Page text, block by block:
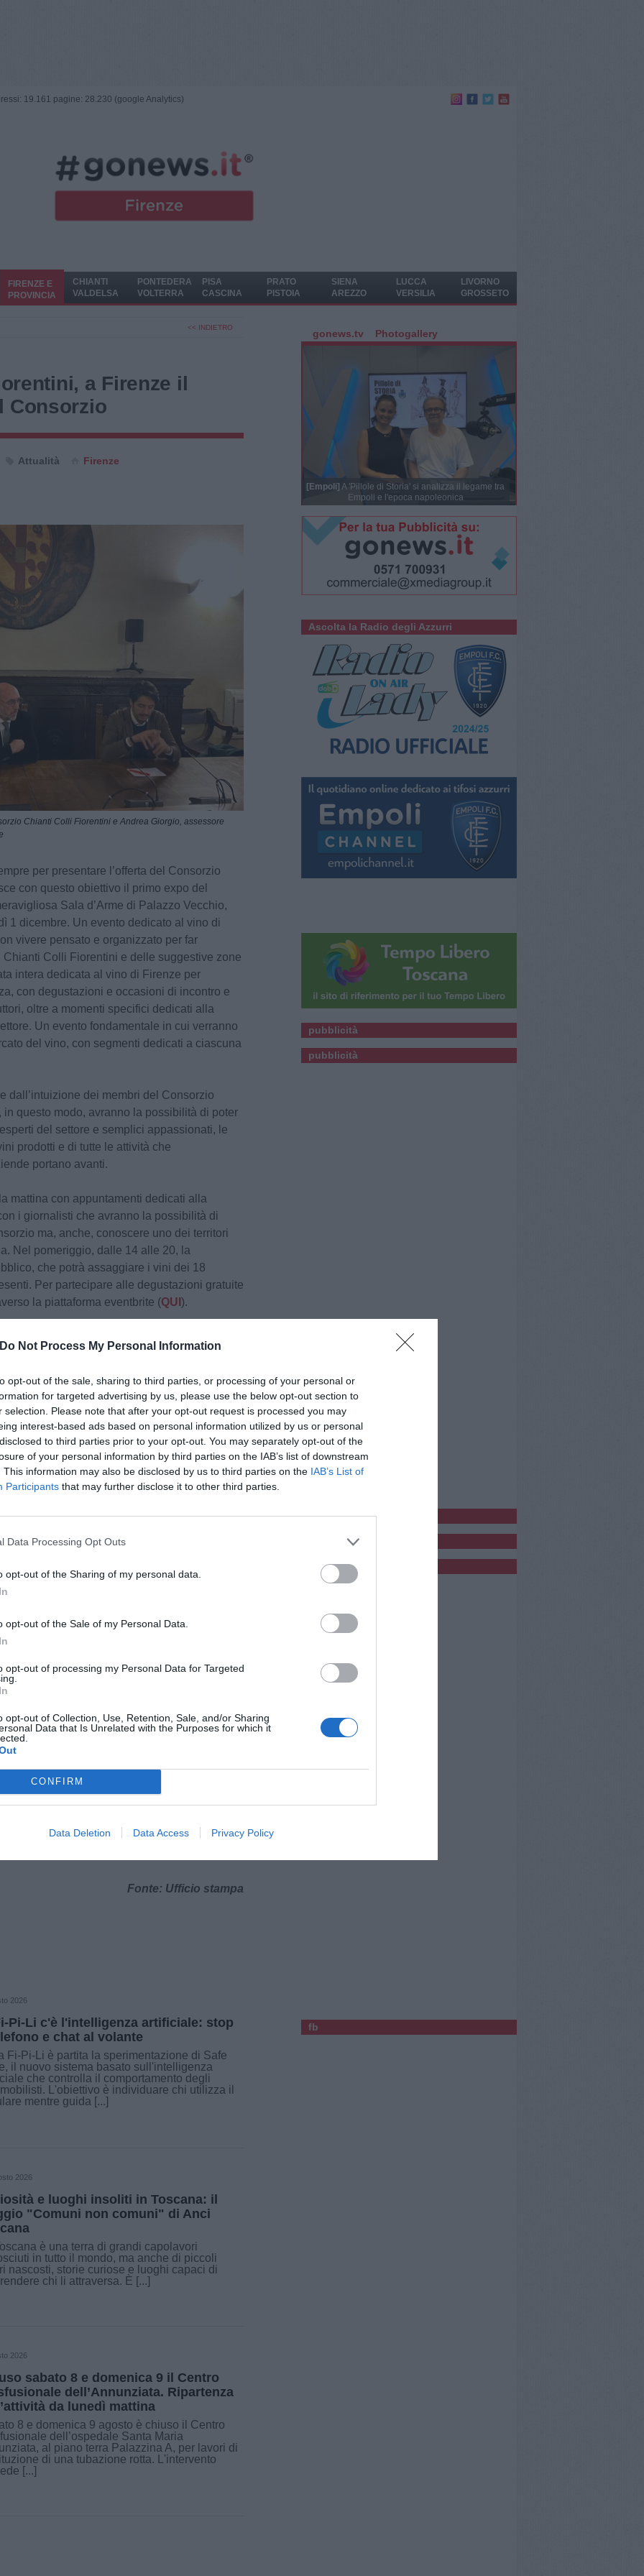
Do Not Process My Personal Information
opt-out of the sale, sharing to third parties, or processing of your personal or
for targeted advertising by us, please use the below opt-out section to
selection. Please note that after your opt-out request is processed you may
interest-based ads based on personal information utilized by us or personal
to third parties prior to your opt-out. You may separately opt-out of the
of your personal information by third parties on the IAB’s list of downstream
This information may also be disclosed by us to third parties on the IAB’s List of
Participants that may further disclose it to other third parties.
Data Processing Opt Outs
opt-out of the Sharing of my personal data.
opt-out of the Sale of my Personal Data.
opt-out of processing my Personal Data for Targeted
opt-out of Collection, Use, Retention, Sale, and/or Sharing
Data that Is Unrelated with the Purposes for which it
CONFIRM
Data Deletion Data Access Privacy Policy
19.161 pagine: 28.230 (google Analytics)
FIRENZE E
PROVINCIA
CHIANTI
VALDELSA
PONTEDERA
VOLTERRA
PISA
CASCINA
PRATO
PISTOIA
SIENA
AREZZO
LUCCA
VERSILIA
LIVORNO
GROSSETO
<< INDIETRO
a Firenze il
Consorzio
Attualità Firenze
Chianti Colli Fiorentini e Andrea Giorgio, assessore
per presentare l’offerta del Consorzio
con questo obiettivo il primo expo del
Sala d’Arme di Palazzo Vecchio,
1 dicembre. Un evento dedicato al vino di
vivere pensato e organizzato per far
Colli Fiorentini e delle suggestive zone
intera dedicata al vino di Firenze per
con degustazioni e occasioni di incontro e
oltre a momenti specifici dedicati alla
Un evento fondamentale in cui verranno
del vino, con segmenti dedicati a ciascuna
e dall’intuizione dei membri del Consorzio
questo modo, avranno la possibilità di poter
del settore e semplici appassionati, le
prodotti e di tutte le attività che
portano avanti.
mattina con appuntamenti dedicati alla
i giornalisti che avranno la possibilità di
ma, anche, conoscere uno dei territori
Nel pomeriggio, dalle 14 alle 20, la
che potrà assaggiare i vini dei 18
Per partecipare alle degustazioni gratuite
la piattaforma eventbrite (QUI ).
Consorzio Chianti Colli Fiorentini afferma:
aver organizzato, in un luogo così suggestivo
Consorzio. Per noi rappresenta un momento
l’alta qualità dei nostri prodotti.
nel pomeriggio, tantissimi appassionati ed
la possibilità di usufruire di degustazioni ed
infine che, grazie anche al sostegno delle
solo il primo appuntamento di una lunga
questo Forum, che ha l’obiettivo di far
importante del patrimonio culturale della
Andrea Giorgio, assessore all’ambiente del
quindi con piacere le porte di Palazzo
del Comune ma un punto di riferimento e
metropolitana: portare qui questa vetrina di
per ribadirlo, perché siamo convinti che i
uniti e valorizzano insieme risorse e
il patrocinio dei 16 Comuni che ospitano i
Colli Fiorentini, a dimostrazione dell’alto
in termini di visibilità e di valore. I Comuni
Tavarnelle, Certaldo, Fiesole, Figline ed
Lastra a Signa, Montelupo
Pontassieve, Reggello, Rignano
di Pesa, Scandicci.
Confesercenti Firenze, The Garden Harry’s
Cork Italia, Pulltex, Punto Etichette e Fisar
Fonte: Ufficio stampa
2026
Pi-Li c'è l'intelligenza artificiale: stop
e chat al volante
Fi-Pi-Li è partita la sperimentazione di Safe
il nuovo sistema basato sull'intelligenza
che controlla il comportamento degli
L'obiettivo è individuare chi utilizza il
mentre guida [...]
2026
e luoghi insoliti in Toscana: il
"Comuni non comuni" di Anci
è una terra di grandi capolavori
in tutto il mondo, ma anche di piccoli
nascosti, storie curiose e luoghi capaci di
chi li attraversa. È [...]
2026
sabato 8 e domenica 9 il Centro
dell’Annunziata. Ripartenza
da lunedì mattina
8 e domenica 9 agosto è chiuso il Centro
dell’ospedale Santa Maria
al piano terra Palazzina A, per lavori di
di una tubazione rotta. L'intervento
[...]
gonews.tv Photogallery
[Empoli] A 'Pillole di Storia' si analizza il legame tra
Empoli e l'epoca napoleonica
Ascolta la Radio degli Azzurri
pubblicità
pubblicità
pubblicitàCl
Pubblicità
pubblicità
fb